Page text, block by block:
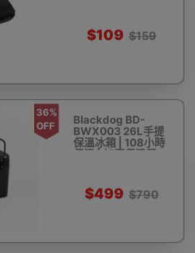
$109 $159
36%
OFF
Blackdog BD-
BWX003 26L手提
保溫冰箱 | 108小時
保溫 | 加厚保溫層
$499 $790